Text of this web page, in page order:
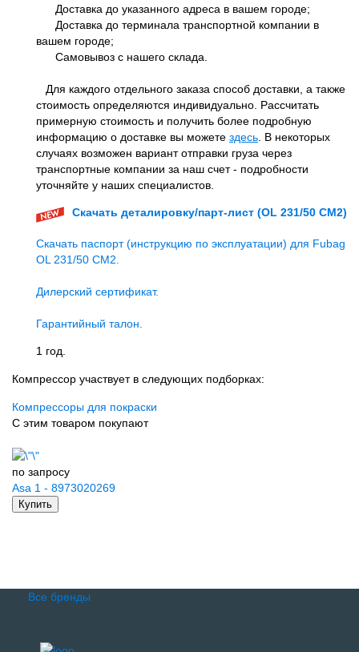
Доставка до указанного адреса в вашем городе;
Доставка до терминала транспортной компании в
вашем городе;
Самовывоз с нашего склада.
Для каждого отдельного заказа способ доставки, а также
стоимость определяются индивидуально. Рассчитать
примерную стоимость и получить более подробную
информацию о доставке вы можете здесь . В некоторых
случаях возможен вариант отправки груза через
транспортные компании за наш счет - подробности
уточняйте у наших специалистов.
Скачать деталировку/парт-лист (OL 231/50 CM2)
Скачать паспорт (инструкцию по эксплуатации) для Fubag
OL 231/50 CM2.
Дилерский сертификат.
Гарантийный талон.
1 год.
Компрессор участвует в следующих подборках:
Компрессоры для покраски
С этим товаром покупают
по запросу
Asa 1 - 8973020269
Купить
Все бренды